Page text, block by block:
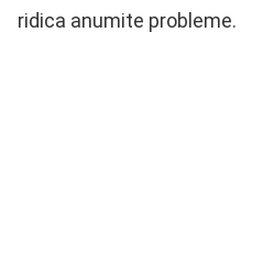
ridica anumite probleme.